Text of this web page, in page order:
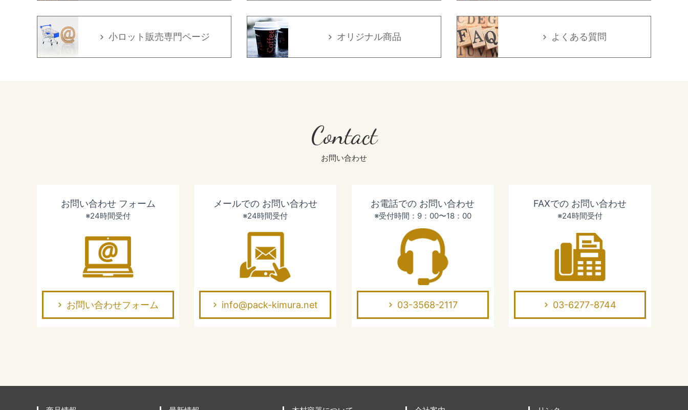
小ロット販売専門ページ オリジナル商品 よくある質問
Contact
お問い合わせ
お問い合わせ フォーム
※24時間受付
お問い合わせフォーム
メールでの お問い合わせ
※24時間受付
info@pack-kimura.net
お電話での お問い合わせ
※受付時間：9：00〜18：00
03-3568-2117
FAXでの お問い合わせ
※24時間受付
03-6277-8744